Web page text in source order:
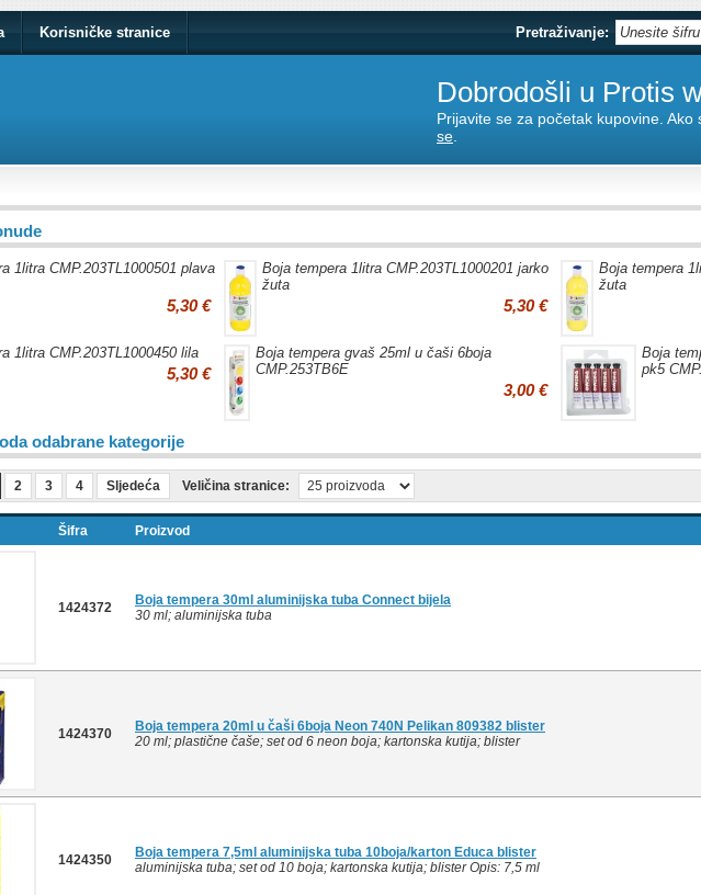
Korisničke stranice Pretraživanje:
Dobrodošli u Protis
Prijavite se za početak kupovine. Ako
se
1litra CMP.203TL1000501 plava
5,30 €
Boja tempera 1litra CMP.203TL1000201 jarko
žuta
5,30 €
Boja tempera
žuta
1litra CMP.203TL1000450 lila
5,30 €
Boja tempera gvaš 25ml u čaši 6boja
CMP.253TB6E
3,00 €
Boja
pk5
odabrane kategorije
2 3 4 Sljedeća Veličina stranice:
Šifra Proizvod
1424372
Boja tempera 30ml aluminijska tuba Connect bijela
30 ml; aluminijska tuba
1424370
Boja tempera 20ml u čaši 6boja Neon 740N Pelikan 809382 blister
20 ml; plastične čaše; set od 6 neon boja; kartonska kutija; blister
1424350
Boja tempera 7,5ml aluminijska tuba 10boja/karton Educa blister
aluminijska tuba; set od 10 boja; kartonska kutija; blister Opis: 7,5 ml